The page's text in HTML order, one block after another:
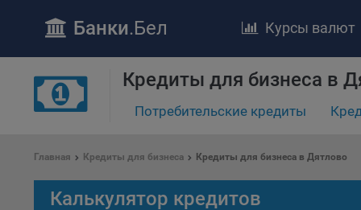
Банки.Бел Курсы валют
Кредиты для бизнеса в
Потребительские кредиты
Главная Кредиты для бизнеса Кредиты для бизнеса в Дятлово
Калькулятор кредитов